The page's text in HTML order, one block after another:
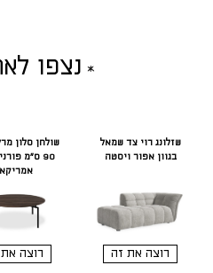
נצפו
שזלונג רוי צד שמאל
בגוון אפור ויסטה
רוצה את זה
שולחן סלון
90 ס"מ
רוצה